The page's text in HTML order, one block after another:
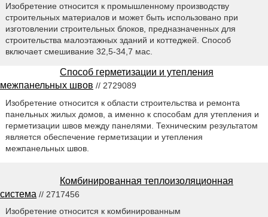
Изобретение относится к промышленному производству
строительных материалов и может быть использовано при
изготовлении строительных блоков, предназначенных для
строительства малоэтажных зданий и коттеджей. Способ
включает смешивание 32,5-34,7 мас.
Способ герметизации и утепления
межпанельных швов // 2729089
Изобретение относится к области строительства и ремонта
панельных жилых домов, а именно к способам для утепления и
герметизации швов между панелями. Техническим результатом
является обеспечение герметизации и утепления
межпанельных швов.
Комбинированная теплоизоляционная
система // 2717456
Изобретение относится к комбинированным